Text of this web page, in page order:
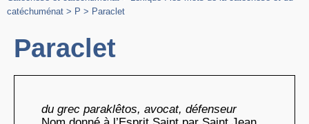
catéchuménat > P > Paraclet
Paraclet
du grec paraklêtos, avocat, défenseur